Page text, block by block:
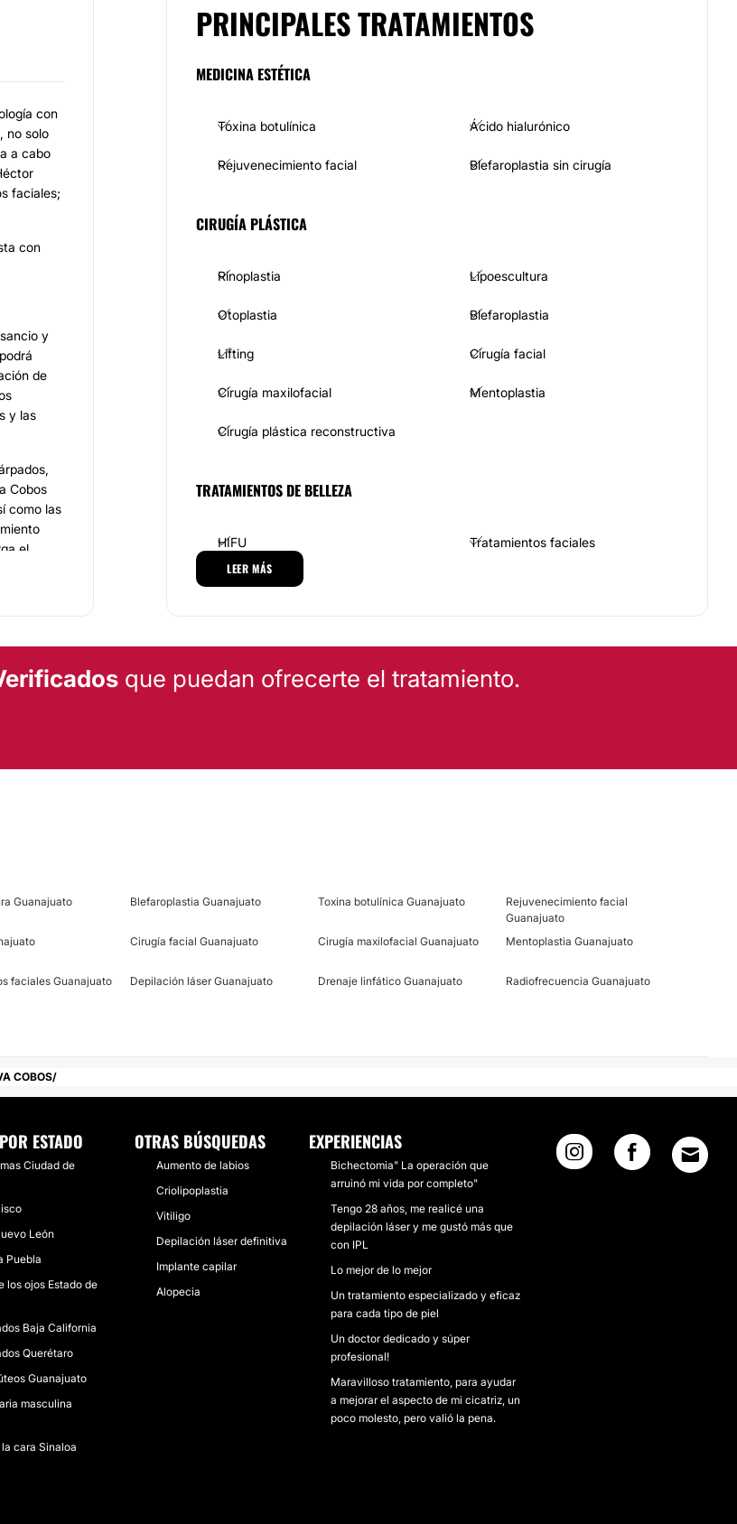
con
no solo
a cabo
faciales;
con
y
de
y las
Cobos
como las
el
quede
PRINCIPALES TRATAMIENTOS
MEDICINA ESTÉTICA
Toxina botulínica Ácido hialurónico
Rejuvenecimiento facial Blefaroplastia sin cirugía
CIRUGÍA PLÁSTICA
Rinoplastia Lipoescultura
Otoplastia Blefaroplastia
Lifting Cirugía facial
Cirugía maxilofacial Mentoplastia
Cirugía plástica reconstructiva
TRATAMIENTOS DE BELLEZA
HIFU Tratamientos faciales
Depilación láser
LEER MÁS
que puedan ofrecerte el tratamiento.
Guanajuato Blefaroplastia Guanajuato Toxina botulínica Guanajuato
Rejuvenecimiento facial
Guanajuato
Cirugía facial Guanajuato Cirugía maxilofacial Guanajuato Mentoplastia Guanajuato
faciales Guanajuato Depilación láser Guanajuato Drenaje linfático Guanajuato Radiofrecuencia Guanajuato
COBOS
ESTADO
Ciudad de
León
Puebla
los ojos Estado de
Baja California
Querétaro
Guanajuato
masculina
cara Sinaloa
OTRAS BÚSQUEDAS
Aumento de labios
Criolipoplastia
Vitiligo
Depilación láser definitiva
Implante capilar
Alopecia
EXPERIENCIAS
Bichectomia" La operación que
arruinó mi vida por completo"
Tengo 28 años, me realicé una
depilación láser y me gustó más que
con IPL
Lo mejor de lo mejor
Un tratamiento especializado y eficaz
para cada tipo de piel
Un doctor dedicado y súper
profesional!
Maravilloso tratamiento, para ayudar
a mejorar el aspecto de mi cicatriz, un
poco molesto, pero valió la pena.